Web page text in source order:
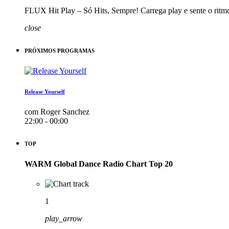
FLUX Hit Play – Só Hits, Sempre! Carrega play e sente o
close
PRÓXIMOS PROGRAMAS
Release Yourself
com Roger Sanchez
22:00 - 00:00
TOP
WARM Global Dance Radio Chart Top 20
1
play_arrow